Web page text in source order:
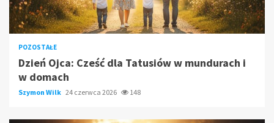
POZOSTAŁE
Dzień Ojca: Cześć dla Tatusiów w mundurach i
w domach
Szymon Wilk 24 czerwca 2026 148